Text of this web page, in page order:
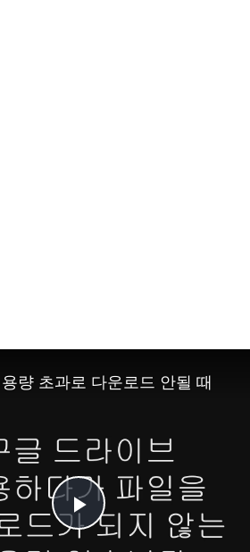
P
량 초과로 다운로드 안될 때